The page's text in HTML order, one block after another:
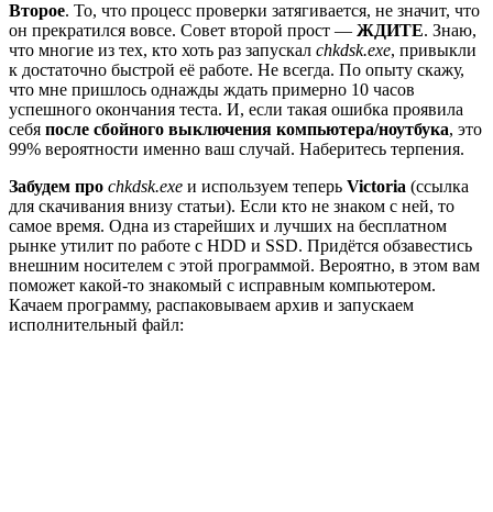
Второе. То, что процесс проверки затягивается, не значит, что
он прекратился вовсе. Совет второй прост — ЖДИТЕ. Знаю,
что многие из тех, кто хоть раз запускал chkdsk.exe, привыкли
к достаточно быстрой её работе. Не всегда. По опыту скажу,
что мне пришлось однажды ждать примерно 10 часов
успешного окончания теста. И, если такая ошибка проявила
себя после сбойного выключения компьютера/ноутбука, это
99% вероятности именно ваш случай. Наберитесь терпения.
Забудем про chkdsk.exe и используем теперь Victoria (ссылка
для скачивания внизу статьи). Если кто не знаком с ней, то
самое время. Одна из старейших и лучших на бесплатном
рынке утилит по работе с HDD и SSD. Придётся обзавестись
внешним носителем с этой программой. Вероятно, в этом вам
поможет какой-то знакомый с исправным компьютером.
Качаем программу, распаковываем архив и запускаем
исполнительный файл: